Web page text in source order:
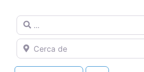
...
Cerca de